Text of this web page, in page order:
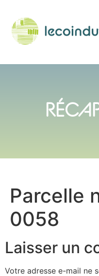
Parcelle
0058
Laisser un
Votre adresse e-mail ne